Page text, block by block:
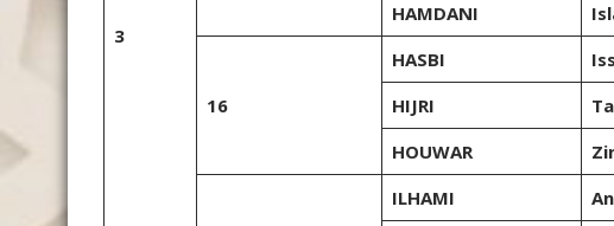
3
HAMDANI
16
HASBI
HIJRI
HOUWAR
ILHAMI